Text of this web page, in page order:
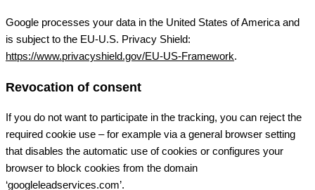
Google processes your data in the United States of America and
is subject to the EU-U.S. Privacy Shield:
https://www.privacyshield.gov/EU-US-Framework.
Revocation of consent
If you do not want to participate in the tracking, you can reject the
required cookie use – for example via a general browser setting
that disables the automatic use of cookies or configures your
browser to block cookies from the domain
‘googleleadservices.com’.